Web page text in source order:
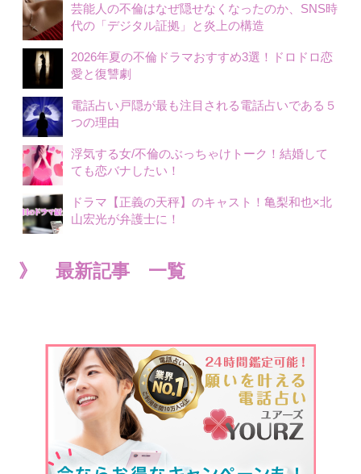
芸能人の不倫はなぜ隠せなくなったのか、SNS時
代の「デジタル証拠」と炎上の構造
2026年夏の不倫ドラマおすすめ3選！ドロドロ恋
愛と復讐劇
電話占い戸隠が最も注目される電話占いである５
つの理由
浮気する女/不倫のぶっちゃけトーク！結婚して
ても恋バナしたい！
ドラマ【正義の天秤】のキャスト！亀梨和也×北
山宏光が弁護士に！
》 最新記事 一覧